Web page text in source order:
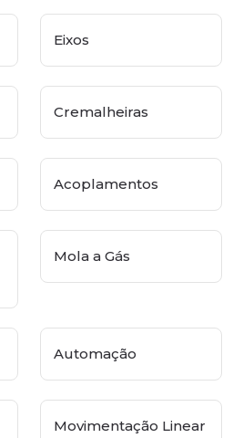
Eixos
Cremalheiras
Acoplamentos
Mola a Gás
Automação
Movimentação Linear